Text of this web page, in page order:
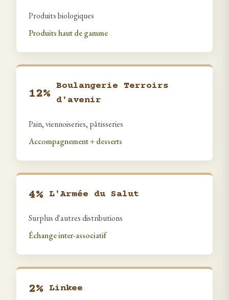
Produits biologiques
Produits haut de gamme
12%
Boulangerie Terroirs
d'avenir
Pain, viennoiseries, pâtisseries
Accompagnement + desserts
4% L'Armée du Salut
Surplus d'autres distributions
Échange inter-associatif
2% Linkee